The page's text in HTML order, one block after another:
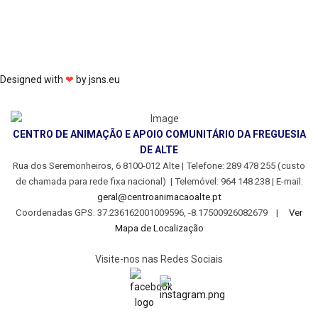
Designed with ❤ byjsns.eu
CENTRO DE ANIMAÇÃO E APOIO COMUNITÁRIO DA FREGUESIA
DE ALTE
Rua dos Seremonheiros, 6 8100-012 Alte | Telefone: 289 478 255 (custo
de chamada para rede fixa nacional) | Telemóvel: 964 148 238 | E-mail:
geral@centroanimacaoalte.pt
Coordenadas GPS: 37.236162001009596, -8.17500926082679 | Ver
Mapa de Localização
Visite-nos nas Redes Sociais